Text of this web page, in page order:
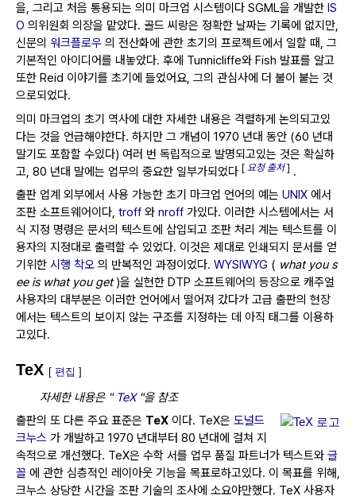
을, 그리고 처음 통용되는 의미 마크업 시스템이다 SGML을 개발한 IS
O 의위원회 의장을 맡았다. 골드 씨랑은 정확한 날짜는 기록에 없지만,
신문의 워크플로우 의 전산화에 관한 초기의 프로젝트에서 일할 때, 그
기본적인 아이디어를 내놓았다. 후에 Tunnicliffe와 Fish 발표를 알고
또한 Reid 이야기를 초기에 들었어요, 그의 관심사에 더 불이 붙는 것
으로되었다.
의미 마크업의 초기 역사에 대한 자세한 내용은 격렬하게 논의되고있
다는 것을 언급해야한다. 하지만 그 개념이 1970 년대 동안 (60 년대
말기도 포함할 수있다) 여러 번 독립적으로 발명되고있는 것은 확실하
고, 80 년대 말에는 업무의 중요한 일부가되었다 [ 요청 출처] .
출판 업계 외부에서 사용 가능한 초기 마크업 언어의 예는 UNIX 에서
조판 소프트웨어이다, troff 와 nroff 가있다. 이러한 시스템에서는 서
식 지정 명령은 문서의 텍스트에 삽입되고 조판 처리 계는 텍스트를 이
용자의 지정대로 출력할 수 있었다. 이것은 제대로 인쇄되지 문서를 얻
기위한 시행 착오 의 반복적인 과정이었다. WYSIWYG ( what you s
ee is what you get)을 실현한 DTP 소프트웨어의 등장으로 캐주얼
사용자의 대부분은 이러한 언어에서 떨어져 갔다가 고급 출판의 현장
에서는 텍스트의 보이지 않는 구조를 지정하는 데 아직 태그를 이용하
고있다.
TeX [ 편집 ]
자세한 내용은 " TeX"을 참조
출판의 또 다른 주요 표준은 TeX 이다. TeX은 도널드
크누스 가 개발하고 1970 년대부터 80 년대에 걸쳐 지
속적으로 개선했다. TeX은 수학 서를 업무 품질 파트너가 텍스트와 글
꼴 에 관한 심층적인 레이아웃 기능을 목표로하고있다. 이 목표를 위해,
크누스 상당한 시간을 조판 기술의 조사에 소요야만했다. TeX 사용자